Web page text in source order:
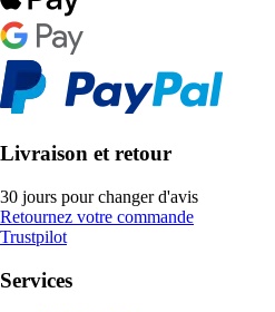
Livraison et retour
30 jours pour changer d'avis
Retournez votre commande
Trustpilot
Services